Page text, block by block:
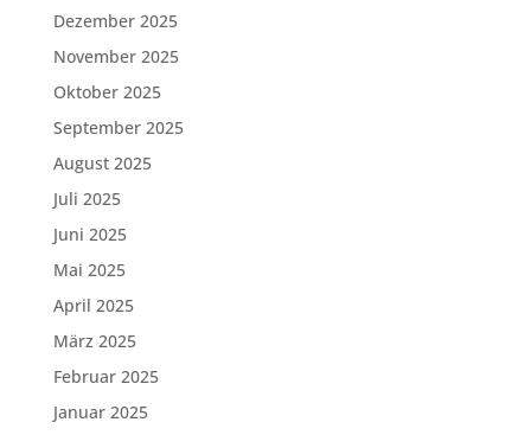
Dezember 2025
November 2025
Oktober 2025
September 2025
August 2025
Juli 2025
Juni 2025
Mai 2025
April 2025
März 2025
Februar 2025
Januar 2025